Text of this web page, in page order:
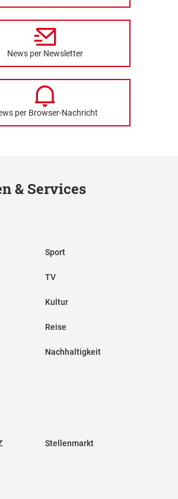
News per Newsletter
per Browser-Nachricht
& Services
Sport
TV
Kultur
Reise
Nachhaltigkeit
Stellenmarkt